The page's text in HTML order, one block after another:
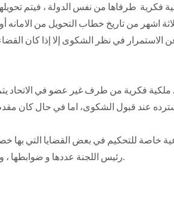
فكرية طرفاها من نفس الدولة ، فيتم
في نظر الشكوى إلا إذا كان القضاء
فكرية من طرف غير عضو في الاتحاد يتم
خاصة للتحكيم في بعض القضايا التي بها
رئيس اللجنة عددها و ضوابطها ، و يمكن الاستعانة بعضو او اكثر من خارج اللجنة.